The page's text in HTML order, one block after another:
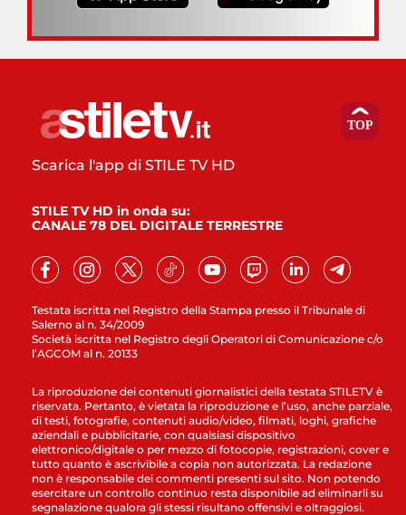
Testata iscritta nel Registro della Stampa presso il Tribunale di
Salerno al n. 34/2009
Società iscritta nel Registro degli Operatori di Comunicazione c/o
l’AGCOM al n. 20133
Scarica l'app di STILE TV HD
STILE TV HD in onda su:
CANALE 78 DEL DIGITALE TERRESTRE
La riproduzione dei contenuti giornalistici della testata STILETV è
riservata. Pertanto, è vietata la riproduzione e l’uso, anche parziale,
di testi, fotografie, contenuti audio/video, filmati, loghi, grafiche
aziendali e pubblicitarie, con qualsiasi dispositivo
elettronico/digitale o per mezzo di fotocopie, registrazioni, cover e
tutto quanto è ascrivibile a copia non autorizzata. La redazione
non è responsabile dei commenti presenti sul sito. Non potendo
esercitare un controllo continuo resta disponibile ad eliminarli su
segnalazione qualora gli stessi risultano offensivi e oltraggiosi.